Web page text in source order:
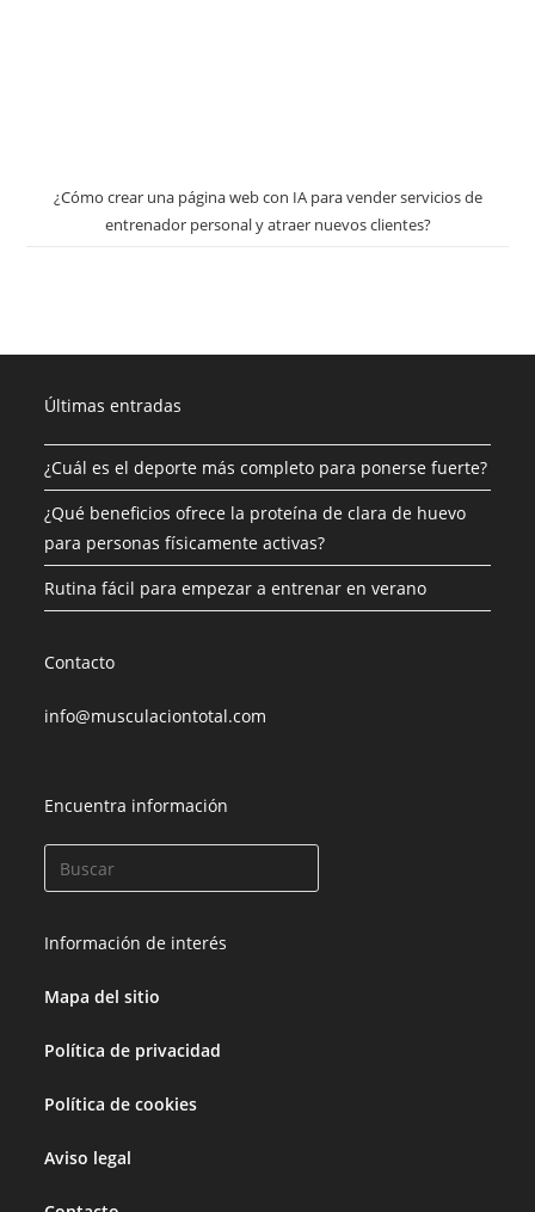
¿Cómo crear una página web con IA para vender servicios de
entrenador personal y atraer nuevos clientes?
Últimas entradas
¿Cuál es el deporte más completo para ponerse fuerte?
¿Qué beneficios ofrece la proteína de clara de huevo
para personas físicamente activas?
Rutina fácil para empezar a entrenar en verano
Contacto
info@musculaciontotal.com
Encuentra información
Información de interés
Mapa del sitio
Política de privacidad
Política de cookies
Aviso legal